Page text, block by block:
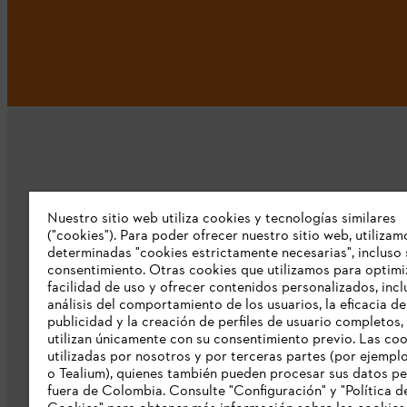
Nuestra empresa
Sobre nosostros
Prensa
Catálogo STIHL
Línea de Integridad de STIHL
Acceso Exclusivo Distribuidores STIHL
Nuestro sitio web utiliza cookies y tecnologías similares
("cookies"). Para poder ofrecer nuestro sitio web,
determinadas "cookies estrictamente necesarias", incluso
consentimiento. Otras cookies que utilizamos para
facilidad de uso y ofrecer contenidos personalizados,
análisis del comportamiento de los usuarios, la eficacia
publicidad y la creación de perfiles de usuario completos,
utilizan únicamente con su consentimiento previo. Las
utilizadas por nosotros y por terceras partes (por
o Tealium), quienes también pueden procesar sus datos
fuera de Colombia. Consulte "Configuración" y "Política